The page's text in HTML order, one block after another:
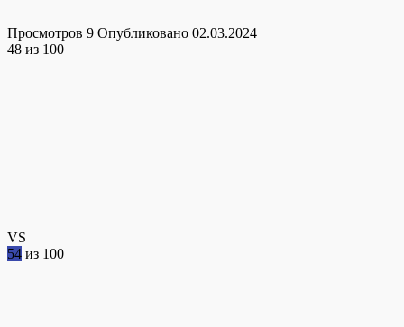
Просмотров 9 Опубликовано 02.03.2024
48 из 100
VS
54 из 100